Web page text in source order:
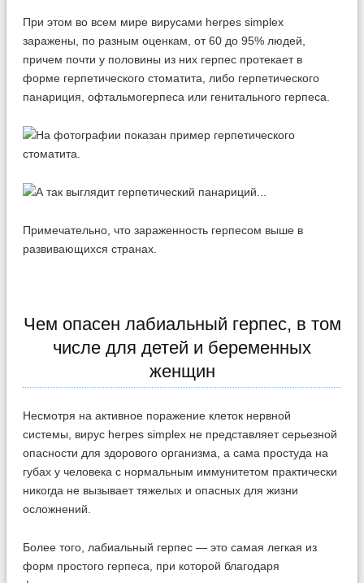
При этом во всем мире вирусами herpes simplex
заражены, по разным оценкам, от 60 до 95% людей,
причем почти у половины из них герпес протекает в
форме герпетического стоматита, либо герпетического
панариция, офтальмогерпеса или генитального герпеса.
Примечательно, что зараженность герпесом выше в
развивающихся странах.
Чем опасен лабиальный герпес, в том
числе для детей и беременных
женщин
Несмотря на активное поражение клеток нервной
системы, вирус herpes simplex не представляет серьезной
опасности для здорового организма, а сама простуда на
губах у человека с нормальным иммунитетом практически
никогда не вызывает тяжелых и опасных для жизни
осложнений.
Более того, лабиальный герпес — это самая легкая из
форм простого герпеса, при которой благодаря